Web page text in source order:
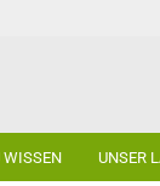
WISSEN UNSER